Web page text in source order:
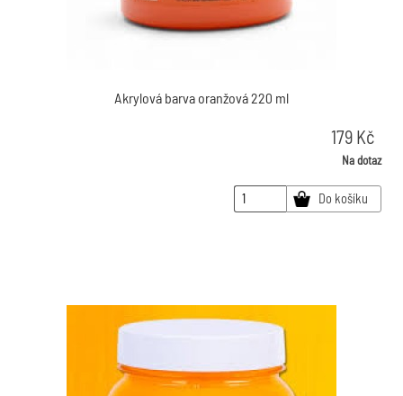
Akrylová barva oranžová 220 ml
179Kč
Na dotaz
Do košíku